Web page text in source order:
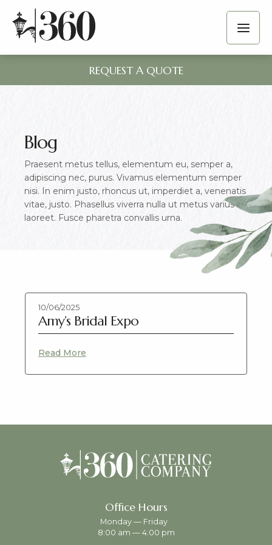
REQUEST A QUOTE
Blog
Praesent metus tellus, elementum eu, semper a,
adipiscing nec, purus. Vivamus elementum semper
nisi. In enim justo, rhoncus ut, imperdiet a, venenatis
vitae, justo. Phasellus viverra nulla ut metus varius
laoreet. Fusce pharetra convallis urna.
10/06/2025
Amy’s Bridal Expo
Read More
Office Hours
Monday — Friday
8:00 am — 4:00 pm